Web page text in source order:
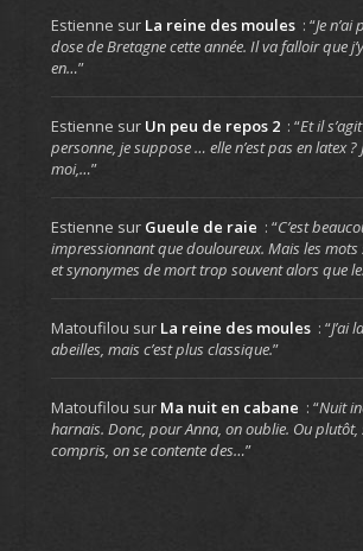
Estienne sur La reine des moules : “Je
dose de Bretagne cette année. Il va falloir que
en…”
Estienne sur Un peu de repos 2 : “Et il
personne, je suppose … elle n’est pas en latex ?
moi,…”
Estienne sur Gueule de raie : “C’est
impressionnant que douloureux. Mais les
et synonymes de mort trop souvent alors que
Matoufilou sur La reine des moules : “J’ai
abeilles, mais c’est plus classique.”
Matoufilou sur Ma nuit en cabane : “Nuit
harnais. Donc, pour Anna, on oublie. Ou plutôt,
compris, on se contente des…”